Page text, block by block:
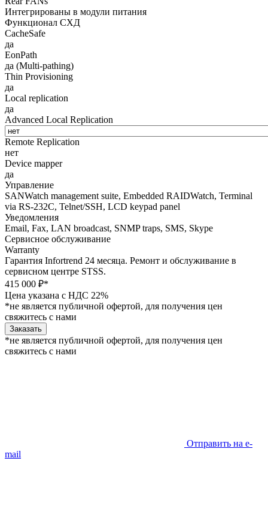
Интегрированы в модули питания
Функционал СХД
CacheSafe
да
EonPath
да (Multi-pathing)
Thin Provisioning
да
Local replication
да
Advanced Local Replication
Remote Replication
нет
Device mapper
да
Управление
SANWatch management suite, Embedded RAIDWatch, Terminal
via RS-232C, Telnet/SSH, LCD keypad panel
Уведомления
Email, Fax, LAN broadcast, SNMP traps, SMS, Skype
Сервисное обслуживание
Warranty
Гарантия Infortrend 24 месяца. Ремонт и обслуживание в
сервисном центре STSS.
415 000 ₽*
Цена указана с НДС 22%
*не является публичной офертой, для получения цен
свяжитесь с нами
Заказать
*не является публичной офертой, для получения цен
свяжитесь с нами
Отправить на e-
mail